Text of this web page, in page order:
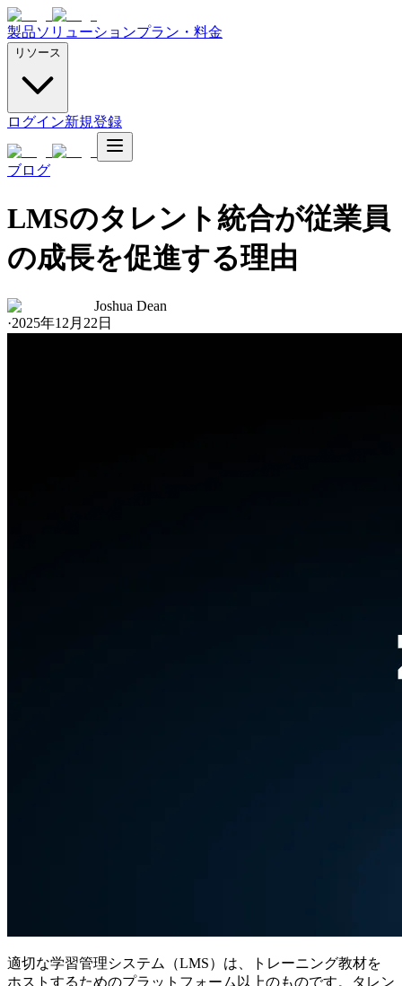
製品ソリューションプラン・料金
リソース
ログイン新規登録
ブログ
LMSのタレント統合が従業員
の成長を促進する理由
Joshua Dean
·2025年12月22日
適切な学習管理システム（LMS）は、トレーニング教材を
ホストするためのプラットフォーム以上のものです。タレン